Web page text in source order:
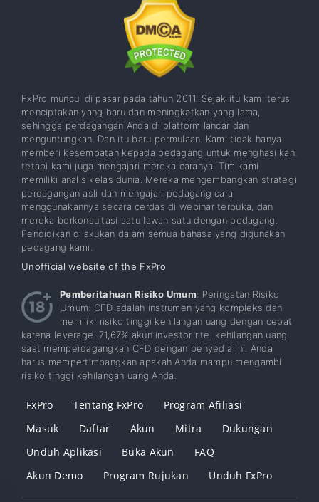
FxPro muncul di pasar pada tahun 2011. Sejak itu kami terus
menciptakan yang baru dan meningkatkan yang lama,
sehingga perdagangan Anda di platform lancar dan
menguntungkan. Dan itu baru permulaan. Kami tidak hanya
memberi kesempatan kepada pedagang untuk menghasilkan,
tetapi kami juga mengajari mereka caranya. Tim kami
memiliki analis kelas dunia. Mereka mengembangkan strategi
perdagangan asli dan mengajari pedagang cara
menggunakannya secara cerdas di webinar terbuka, dan
mereka berkonsultasi satu lawan satu dengan pedagang.
Pendidikan dilakukan dalam semua bahasa yang digunakan
pedagang kami.
Unofficial website of the FxPro
Pemberitahuan Risiko Umum: Peringatan Risiko
Umum: CFD adalah instrumen yang kompleks dan
memiliki risiko tinggi kehilangan uang dengan cepat
karena leverage. 71,67% akun investor ritel kehilangan uang
saat memperdagangkan CFD dengan penyedia ini. Anda
harus mempertimbangkan apakah Anda mampu mengambil
risiko tinggi kehilangan uang Anda.
FxPro Tentang FxPro
Program Afiliasi
Masuk
Daftar Akun Mitra
Dukungan
Unduh Aplikasi
Buka Akun
FAQ
Akun Demo
Program Rujukan Unduh FxPro